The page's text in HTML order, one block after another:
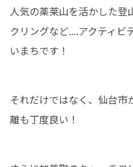
人気の薬莱山を活かした登
クリングなど....アクティビ
いまちです！
それだけではなく、仙台
離も丁度良い！